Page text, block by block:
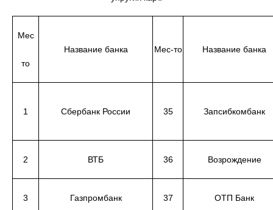
Мес
то
Название банка Мес-то Название банка
1 Сбербанк России 35 Запсибкомбанк
2 ВТБ 36 Возрождение
3 Газпромбанк 37 ОТП Банк